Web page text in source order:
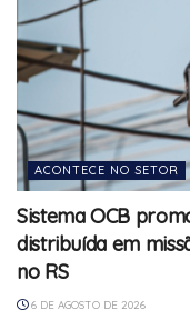
ACONTECE NO SETOR
Sistema OCB
distribuída em
no RS
6 DE AGOSTO DE 2026